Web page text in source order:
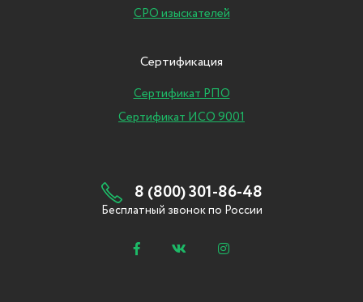
СРО изыскателей
Сертификация
Сертификат РПО
Сертификат ИСО 9001
8 (800) 301-86-48
Бесплатный звонок по России